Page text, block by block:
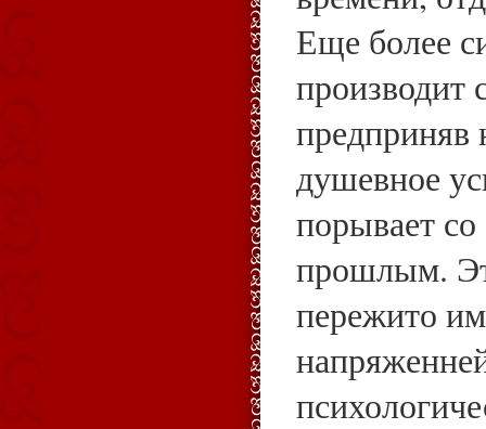
Еще более
производит
предприняв
душевное
порывает
прошлым.
пережито